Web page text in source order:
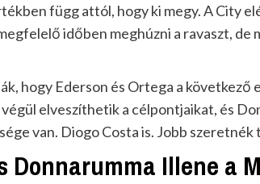
függ attól, hogy ki megy. A City
időben meghúzni a ravaszt, de
hogy Ederson és Ortega a
elveszíthetik a célpontjaikat, és
van. Diogo Costa is. Jobb
Donnarumma Illene a